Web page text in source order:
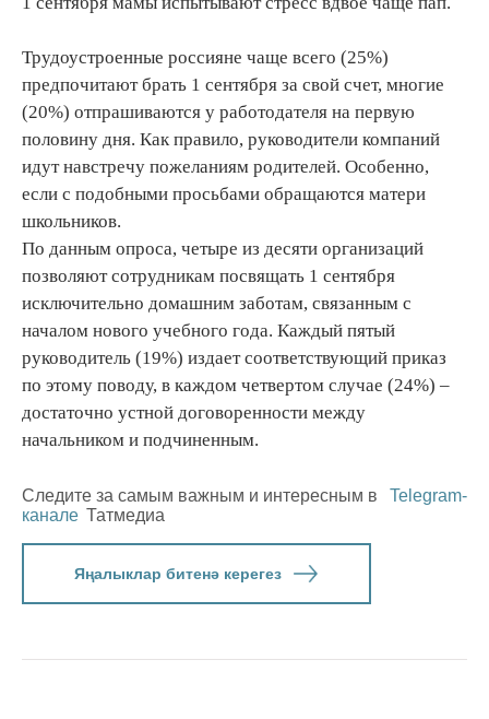
Трудоустроенные россияне чаще всего (25%)
предпочитают брать 1 сентября за свой счет, многие
(20%) отпрашиваются у работодателя на первую
половину дня. Как правило, руководители компаний
идут навстречу пожеланиям родителей. Особенно,
если с подобными просьбами обращаются матери
школьников.
По данным опроса, четыре из десяти организаций
позволяют сотрудникам посвящать 1 сентября
исключительно домашним заботам, связанным с
началом нового учебного года. Каждый пятый
руководитель (19%) издает соответствующий приказ
по этому поводу, в каждом четвертом случае (24%) –
достаточно устной договоренности между
начальником и подчиненным.
Следите за самым важным и интересным в
Telegram-
канале Татмедиа
Яңалыклар битенә керегез